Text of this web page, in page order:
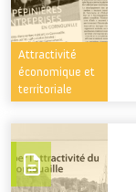
Attractivité
économique et
territoriale